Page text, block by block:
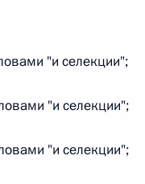
Республике
"и селекции";
"и селекции";
"и селекции";